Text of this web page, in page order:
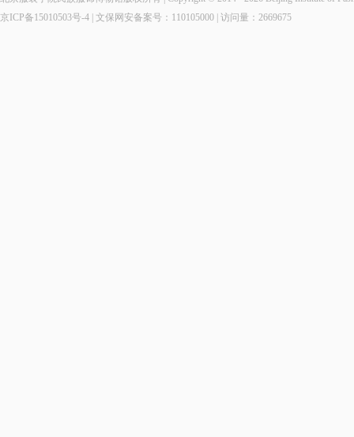
京ICP备15010503号-4 | 文保网安备案号：110105000 | 访问量： 2669675